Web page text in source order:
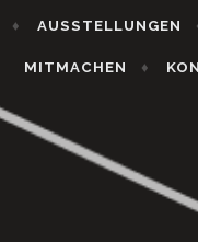
AUSSTELLUNGEN
MITMACHEN